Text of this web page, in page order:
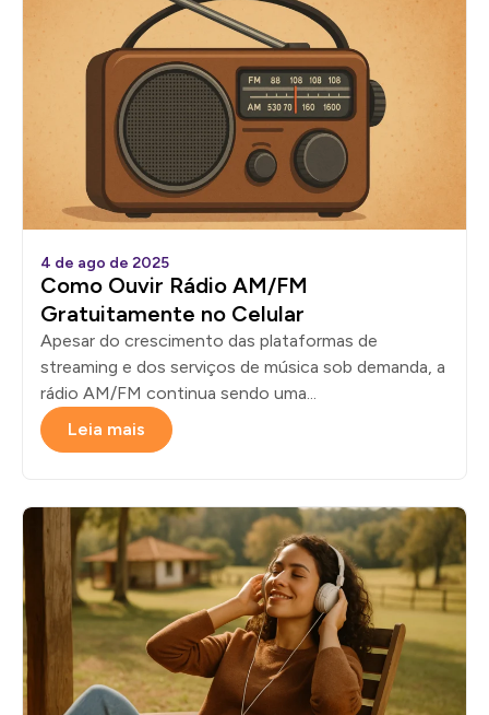
4 de ago de 2025
Como Ouvir Rádio AM/FM
Gratuitamente no Celular
Apesar do crescimento das plataformas de
streaming e dos serviços de música sob demanda, a
rádio AM/FM continua sendo uma...
Leia mais